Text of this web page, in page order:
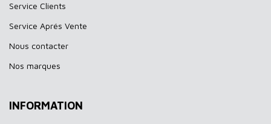
Service Clients
Service Aprés Vente
Nous contacter
Nos marques
INFORMATION